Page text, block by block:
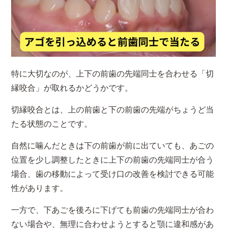
特に大切なのが、上下の前歯の先端同士を合わせる「切
縁咬合」が取れるかどうかです。
切縁咬合とは、上の前歯と下の前歯の先端がちょうど当
たる状態のことです。
自然に噛んだときは下の前歯が前に出ていても、あごの
位置を少し調整したときに上下の前歯の先端同士が合う
場合、歯の移動によって受け口の改善を検討できる可能
性があります。
一方で、下あごを後ろに下げても前歯の先端同士が合わ
ない場合や、無理に合わせようとすると顎に違和感があ